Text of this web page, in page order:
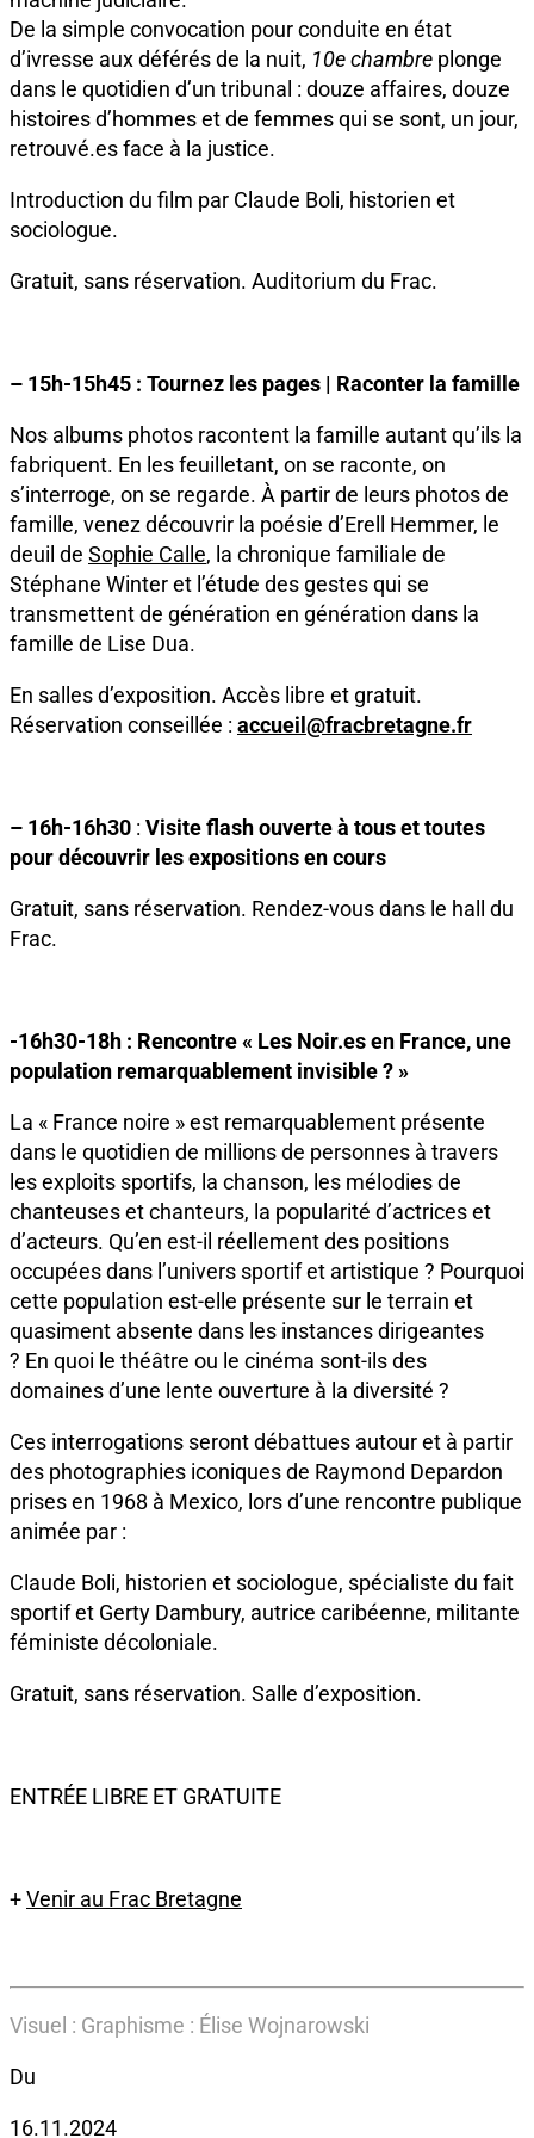
De la simple convocation pour conduite en état
d’ivresse aux déférés de la nuit, 10e chambre plonge
dans le quotidien d’un tribunal : douze affaires, douze
histoires d’hommes et de femmes qui se sont, un jour,
retrouvé.es face à la justice.
Introduction du film par Claude Boli, historien et
sociologue.
Gratuit, sans réservation. Auditorium du Frac.
– 15h-15h45 : Tournez les pages | Raconter la famille
Nos albums photos racontent la famille autant qu’ils la
fabriquent. En les feuilletant, on se raconte, on
s’interroge, on se regarde. À partir de leurs photos de
famille, venez découvrir la poésie d’Erell Hemmer, le
deuil de Sophie Calle, la chronique familiale de
Stéphane Winter et l’étude des gestes qui se
transmettent de génération en génération dans la
famille de Lise Dua.
En salles d’exposition. Accès libre et gratuit.
Réservation conseillée : accueil@fracbretagne.fr
– 16h-16h30 : Visite flash ouverte à tous et toutes
pour découvrir les expositions en cours
Gratuit, sans réservation. Rendez-vous dans le hall du
Frac.
-16h30-18h : Rencontre « Les Noir.es en France, une
population remarquablement invisible ? »
La « France noire » est remarquablement présente
dans le quotidien de millions de personnes à travers
les exploits sportifs, la chanson, les mélodies de
chanteuses et chanteurs, la popularité d’actrices et
d’acteurs. Qu’en est-il réellement des positions
occupées dans l’univers sportif et artistique ? Pourquoi
cette population est-elle présente sur le terrain et
quasiment absente dans les instances dirigeantes
? En quoi le théâtre ou le cinéma sont-ils des
domaines d’une lente ouverture à la diversité ?
Ces interrogations seront débattues autour et à partir
des photographies iconiques de Raymond Depardon
prises en 1968 à Mexico, lors d’une rencontre publique
animée par :
Claude Boli, historien et sociologue, spécialiste du fait
sportif et Gerty Dambury, autrice caribéenne, militante
féministe décoloniale.
Gratuit, sans réservation. Salle d’exposition.
ENTRÉE LIBRE ET GRATUITE
+Venir au Frac Bretagne
Visuel : Graphisme : Élise Wojnarowski
Du
16.11.2024